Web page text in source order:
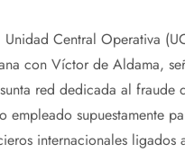
Central Operativa
con Víctor de Aldama,
red dedicada al
empleado supuestamente
internacionales ligados